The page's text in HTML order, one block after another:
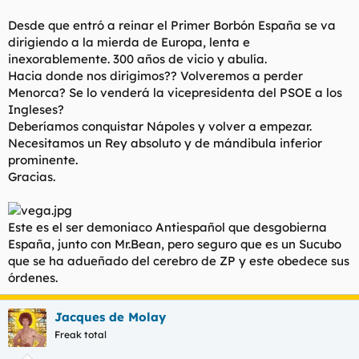
Al menos con el PP todo era mas fácil. Si te cabreaban eran
por cosas ordenadas. Un dia cabreado por el régimen de
inmigración, otro por las ayudas al despido, otro dia por el
decretazo.
Ya no se respeta ni el tempo. Dejennos respirar, por el amor de
Dios, que esto es una vergüenza y una tristeza.
Los habrá que añoren el PSOE de la cal viva y todo.
Desde que entró a reinar el Primer Borbón España se va
dirigiendo a la mierda de Europa, lenta e
inexorablemente. 300 años de vicio y abulía.
Hacia donde nos dirigimos?? Volveremos a perder
Menorca? Se lo venderá la vicepresidenta del PSOE a los
Ingleses?
Deberíamos conquistar Nápoles y volver a empezar.
Necesitamos un Rey absoluto y de mándibula inferior
prominente.
Gracias.
Este es el ser demoniaco Antiespañol que desgobierna
España, junto con Mr.Bean, pero seguro que es un Sucubo
que se ha adueñado del cerebro de ZP y este obedece sus
órdenes.
Jacques de Molay
Freak total